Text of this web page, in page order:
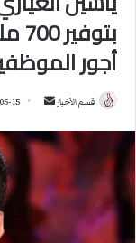
أجور
قسم الأخبار
س
ر
15